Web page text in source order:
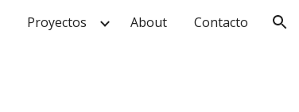
Proyectos About Contacto